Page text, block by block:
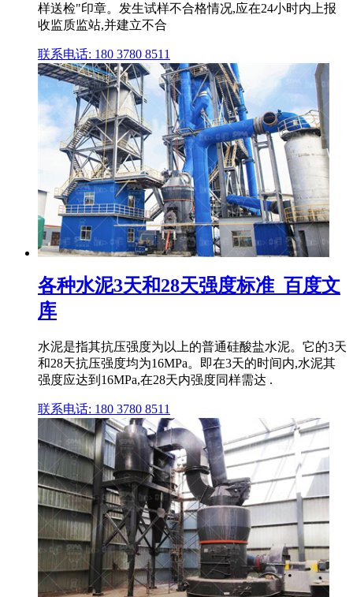
样送检"印章。发生试样不合格情况,应在24小时内上报
收监质监站,并建立不合
联系电话: 180 3780 8511
各种水泥3天和28天强度标准_百度文
库
水泥是指其抗压强度为以上的普通硅酸盐水泥。它的3天
和28天抗压强度均为16MPa。即在3天的时间内,水泥其
强度应达到16MPa,在28天内强度同样需达 .
联系电话: 180 3780 8511